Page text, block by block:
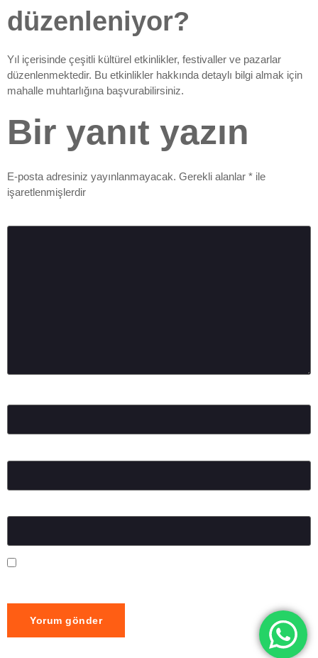
düzenleniyor?
Yıl içerisinde çeşitli kültürel etkinlikler, festivaller ve pazarlar
düzenlenmektedir. Bu etkinlikler hakkında detaylı bilgi almak için
mahalle muhtarlığına başvurabilirsiniz.
Bir yanıt yazın
E-posta adresiniz yayınlanmayacak. Gerekli alanlar * ile
işaretlenmişlerdir